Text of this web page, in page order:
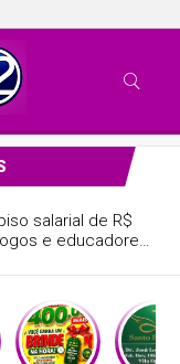
salarial de R$
e educadores